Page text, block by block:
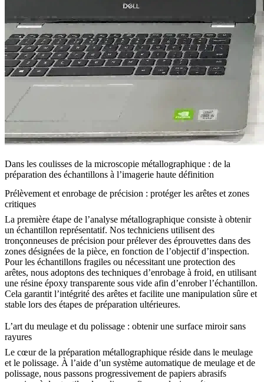
Dans les coulisses de la microscopie métallographique : de la
préparation des échantillons à l’imagerie haute définition
Prélèvement et enrobage de précision : protéger les arêtes et zones
critiques
La première étape de l’analyse métallographique consiste à obtenir
un échantillon représentatif. Nos techniciens utilisent des
tronçonneuses de précision pour prélever des éprouvettes dans des
zones désignées de la pièce, en fonction de l’objectif d’inspection.
Pour les échantillons fragiles ou nécessitant une protection des
arêtes, nous adoptons des techniques d’enrobage à froid, en utilisant
une résine époxy transparente sous vide afin d’enrober l’échantillon.
Cela garantit l’intégrité des arêtes et facilite une manipulation sûre et
stable lors des étapes de préparation ultérieures.
L’art du meulage et du polissage : obtenir une surface miroir sans
rayures
Le cœur de la préparation métallographique réside dans le meulage
et le polissage. À l’aide d’un système automatique de meulage et de
polissage, nous passons progressivement de papiers abrasifs